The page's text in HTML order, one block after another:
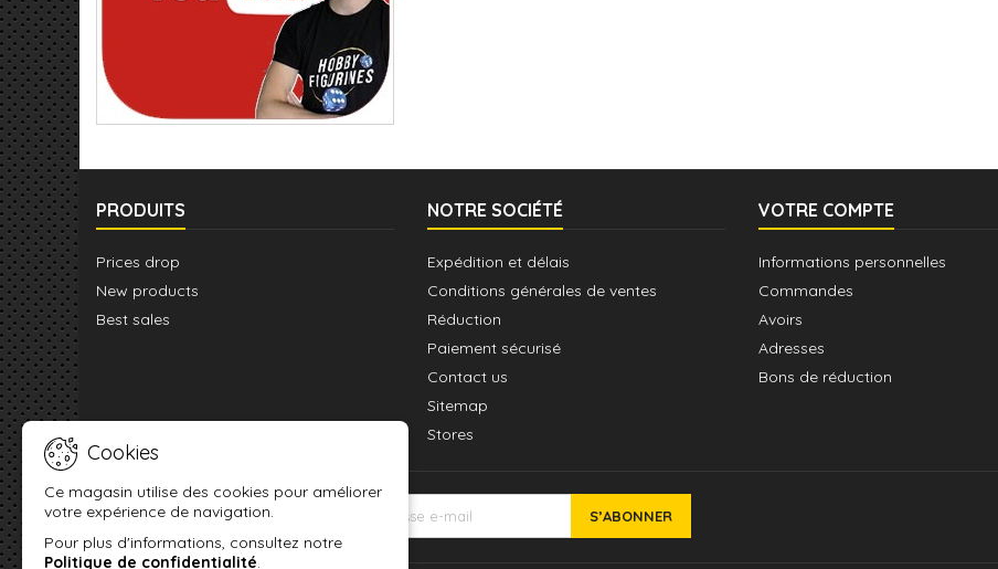
PRODUITS
Prices drop
New products
Best sales
NOTRE SOCIÉTÉ
Expédition et délais
Conditions générales de ventes
Réduction
Paiement sécurisé
Contact us
Sitemap
Stores
VOTRE COMPTE
Informations personnelles
Commandes
Avoirs
Adresses
Bons de réduction
Cookies
Ce magasin utilise des cookies pour améliorer
votre expérience de navigation.
Pour plus d'informations, consultez notre
Politique de confidentialité.
LETTRE D'INFORMATIONS